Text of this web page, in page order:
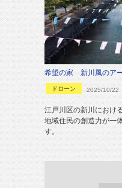
希望の家 新川風のア
ドローン 2025/10/22
江戸川区の新川におけ
地域住民の創造力が一
す。